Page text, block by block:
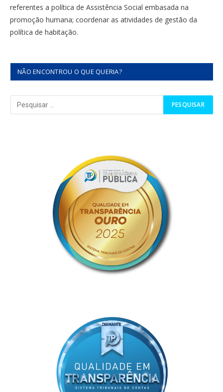
referentes a política de Assistência Social embasada na
promoção humana; coordenar as atividades de gestão da
política de habitação.
NÃO ENCONTROU O QUE QUERIA?